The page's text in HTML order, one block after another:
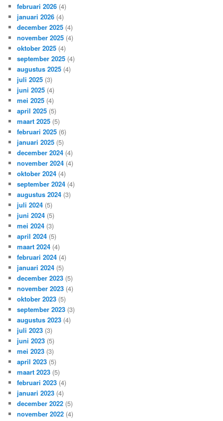
februari 2026 (4)
januari 2026 (4)
december 2025 (4)
november 2025 (4)
oktober 2025 (4)
september 2025 (4)
augustus 2025 (4)
juli 2025 (3)
juni 2025 (4)
mei 2025 (4)
april 2025 (5)
maart 2025 (5)
februari 2025 (6)
januari 2025 (5)
december 2024 (4)
november 2024 (4)
oktober 2024 (4)
september 2024 (4)
augustus 2024 (3)
juli 2024 (5)
juni 2024 (5)
mei 2024 (3)
april 2024 (5)
maart 2024 (4)
februari 2024 (4)
januari 2024 (5)
december 2023 (5)
november 2023 (4)
oktober 2023 (5)
september 2023 (3)
augustus 2023 (4)
juli 2023 (3)
juni 2023 (5)
mei 2023 (3)
april 2023 (5)
maart 2023 (5)
februari 2023 (4)
januari 2023 (4)
december 2022 (5)
november 2022 (4)